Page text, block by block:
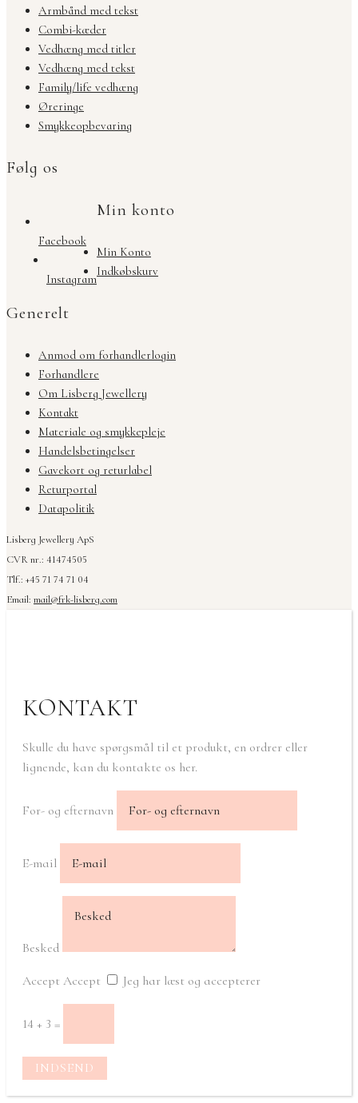
Armbånd med tekst
Combi-kæder
Vedhæng med titler
Vedhæng med tekst
Family/life vedhæng
Øreringe
Smykkeopbevaring
Følg os
Facebook
Instagram
Min konto
Min Konto
Indkøbskurv
Generelt
Anmod om forhandlerlogin
Forhandlere
Om Lisberg Jewellery
Kontakt
Materiale og smykkepleje
Handelsbetingelser
Gavekort og returlabel
Returportal
Datapolitik
Lisberg Jewellery ApS
CVR nr.: 41474505
Tlf.: +45 71 74 71 04
Email: mail@frk-lisberg.com
KONTAKT
Skulle du have spørgsmål til et produkt, en ordrer eller
lignende, kan du kontakte os her.
For- og efternavn
E-mail
Besked
Accept Accept Jeg har læst og accepterer
14 + 3 =
INDSEND